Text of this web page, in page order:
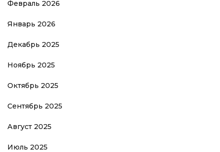
Февраль 2026
Январь 2026
Декабрь 2025
Ноябрь 2025
Октябрь 2025
Сентябрь 2025
Август 2025
Июль 2025